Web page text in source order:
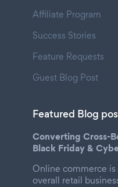
Affiliate Program
Success Stories
Feature Requests
Guest Blog Post
Featured Blog
Converting Cross-
Black Friday &
Online commerce
overall retail